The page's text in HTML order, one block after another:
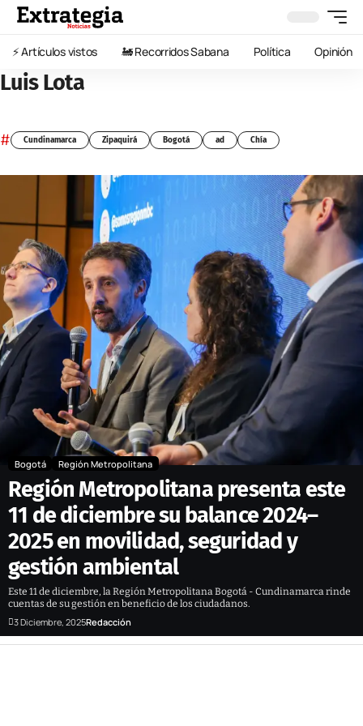
⚡️ Artículos vistos 🚂 Recorridos Sabana Política Opinión
Luis Lota
# Cundinamarca Zipaquirá Bogotá ad Chía
Bogotá Región Metropolitana
Región Metropolitana presenta este
11 de diciembre su balance 2024–
2025 en movilidad, seguridad y
gestión ambiental
Este 11 de diciembre, la Región Metropolitana Bogotá - Cundinamarca rinde
cuentas de su gestión en beneficio de los ciudadanos.
3 Diciembre, 2025Redacción